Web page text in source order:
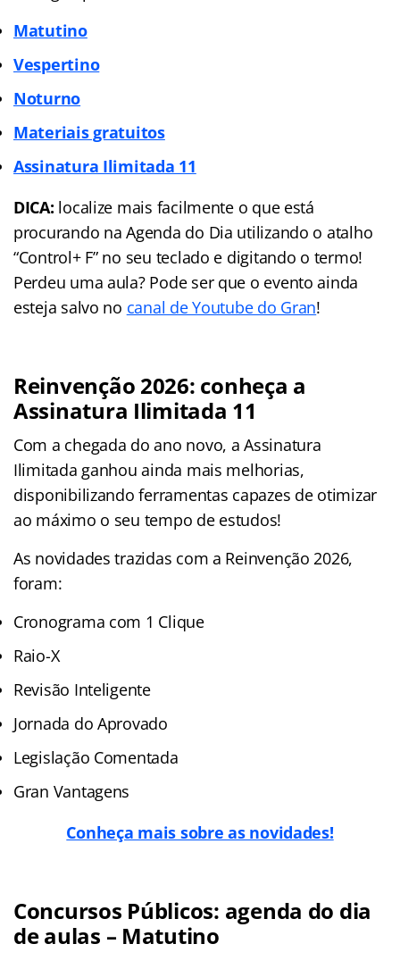
Matutino
Vespertino
Noturno
Materiais gratuitos
Assinatura Ilimitada 11
DICA: localize mais facilmente o que está
procurando na Agenda do Dia utilizando o atalho
“Control+ F” no seu teclado e digitando o termo!
Perdeu uma aula? Pode ser que o evento ainda
esteja salvo no canal de Youtube do Gran!
Reinvenção 2026: conheça a
Assinatura Ilimitada 11
Com a chegada do ano novo, a Assinatura
Ilimitada ganhou ainda mais melhorias,
disponibilizando ferramentas capazes de otimizar
ao máximo o seu tempo de estudos!
As novidades trazidas com a Reinvenção 2026,
foram:
Cronograma com 1 Clique
Raio-X
Revisão Inteligente
Jornada do Aprovado
Legislação Comentada
Gran Vantagens
Conheça mais sobre as novidades!
Concursos Públicos: agenda do dia
de aulas – Matutino